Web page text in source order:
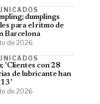
dumplings
para el ritmo de
Barcelona
de 2026
'Clientes con 28
de lubricante han
13'
de 2026